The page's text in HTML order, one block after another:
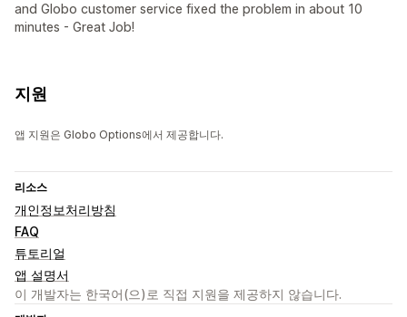
and Globo customer service fixed the problem in about 10
minutes - Great Job!
지원
앱 지원은 Globo Options에서 제공합니다.
리소스
개인정보처리방침
FAQ
튜토리얼
앱 설명서
이 개발자는 한국어(으)로 직접 지원을 제공하지 않습니다.